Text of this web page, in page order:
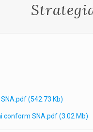
(542.73 Kb)
conform SNA.pdf(3.02 Mb)